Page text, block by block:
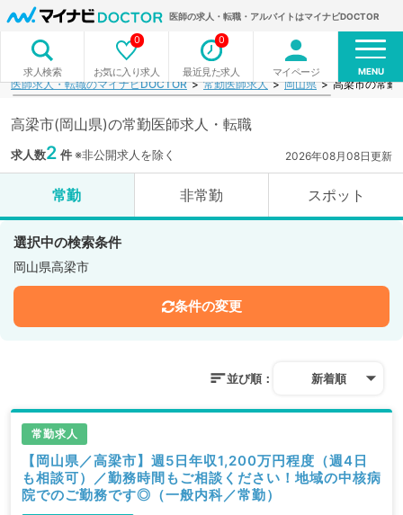
医師の求人・転職・アルバイトはマイナビDOCTOR
求人検索 お気に入り求人
0
最近見た求人
0
マイページ MENU
医師求人・転職のマイナビDOCTOR 常勤医師求人 岡山県 高梁市の常勤
高梁市(岡山県)の常勤医師求人・転職
求人数2 件※非公開求人を除く 2026年08月08日更新
常勤 非常勤 スポット
選択中の検索条件
岡山県高梁市
条件の変更
並び順： 新着順
常勤求人
【岡山県／高梁市】週5日年収1,200万円程度（週4日
も相談可）／勤務時間もご相談ください！地域の中核病
院でのご勤務です◎（一般内科／常勤）